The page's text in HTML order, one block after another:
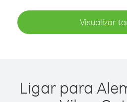
Visualizar
Ligar para